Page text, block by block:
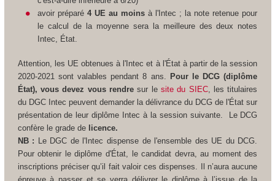
avoir préparé4 UE au moins à l'Intec ; la note retenue pour
le calcul de la moyenne sera la meilleure des deux notes
Intec, État.
Attention, les UE obtenues à l'Intec et à l'État à partir de la session
2020-2021 sont valables pendant 8 ans. Pour le DCG (diplôme
État), vous devez vous rendresur lesite du SIEC, les titulaires
du DGC Intec peuvent demander la délivrance du DCG de l'État sur
présentation de leur diplôme Intec à la session suivante.
Le DCG
confère le grade de licence.
NB : Le DGC de l'Intec dispense de l'ensemble des UE du DCG.
Pour obtenir le diplôme d'État, le candidat devra, au moment des
inscriptions préciser qu’il fait valoir ces dispenses. Il n’aura aucune